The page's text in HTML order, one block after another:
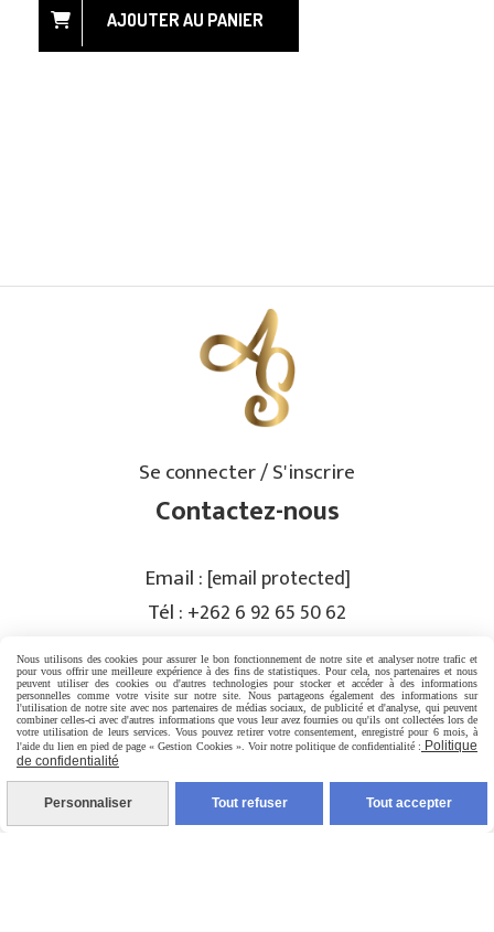
AJOUTER AU PANIER
Se connecter / S'inscrire
Contactez-nous
Email : [email protected]
Tél : +262 6 92 65 50 62
PRISE DE RENDEZ-VOUS
Rejoignez-nous
Nous utilisons des cookies pour assurer le bon fonctionnement de notre site et analyser notre trafic et
pour vous offrir une meilleure expérience à des fins de statistiques. Pour cela, nos partenaires et nous
peuvent utiliser des cookies ou d'autres technologies pour stocker et accéder à des informations
personnelles comme votre visite sur notre site. Nous partageons également des informations sur
l'utilisation de notre site avec nos partenaires de médias sociaux, de publicité et d'analyse, qui peuvent
combiner celles-ci avec d'autres informations que vous leur avez fournies ou qu'ils ont collectées lors de
votre utilisation de leurs services. Vous pouvez retirer votre consentement, enregistré pour 6 mois, à
l'aide du lien en pied de page « Gestion Cookies ». Voir notre politique de confidentialité : Politique
de confidentialité
Personnaliser Tout refuser Tout accepter